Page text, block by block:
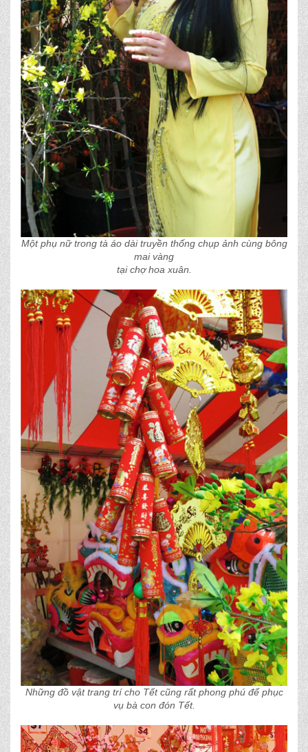
Một phụ nữ trong tà áo dài truyền thống chụp ảnh cùng bông
mai vàng
tại chợ hoa xuân.
Những đồ vật trang trí cho Tết cũng rất phong phú để phục
vụ bà con đón Tết.